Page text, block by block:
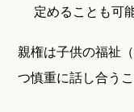
定めることも可
親権は子供の福祉
つ慎重に話し合う